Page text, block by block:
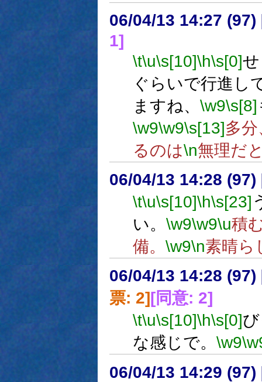
06/04/13 14:27 (97)
1]
\t\u\s[10]\h\s[0]
ぐらいで行進し
ますね、 \w9\s[8]
\w9\w9\s[13]多分
るのは\n無理だ
06/04/13 14:28 (97)
\t\u\s[10]\h\s[23]
い。 \w9\w9\u積
備。 \w9\n素晴ら
06/04/13 14:28 (97)
票: 2] [同意: 2]
\t\u\s[10]\h\s[0]
な感じで。 \w9
06/04/13 14:29 (97)